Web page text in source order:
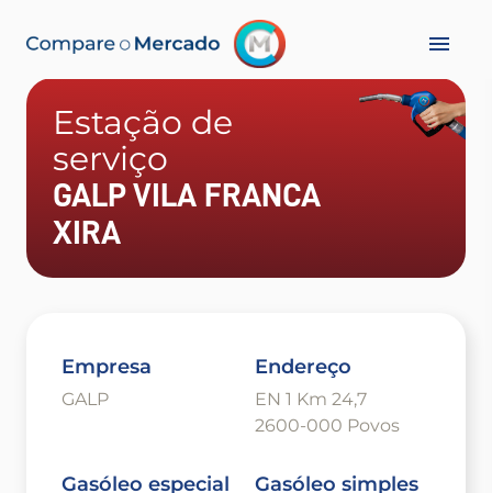
Estação de
serviço
GALP VILA FRANCA
XIRA
Empresa
GALP
Endereço
EN 1 Km 24,7
2600-000 Povos
Gasóleo especial Gasóleo simples